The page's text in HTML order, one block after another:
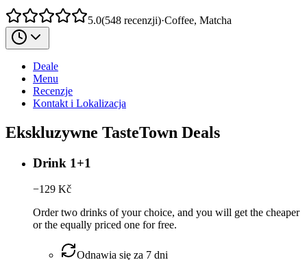
5.0(548 recenzji)·Coffee, Matcha
Deale
Menu
Recenzje
Kontakt i Lokalizacja
Ekskluzywne TasteTown Deals
Drink 1+1
−129 Kč
Order two drinks of your choice, and you will get the cheaper
or the equally priced one for free.
Odnawia się za 7 dni